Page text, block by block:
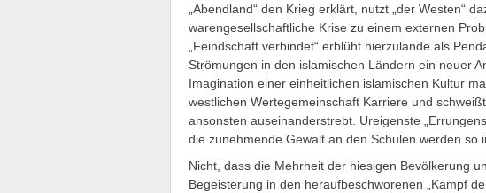
„Abendland“ den Krieg erklärt, nutzt „der Westen“
warengesellschaftliche Krise zu einem externen
„Feindschaft verbindet“ erblüht hierzulande als
Strömungen in den islamischen Ländern ein neuer
Imagination einer einheitlichen islamischen Kultur
westlichen Wertegemeinschaft Karriere und
ansonsten auseinanderstrebt. Ureigenste
die zunehmende Gewalt an den Schulen werden so
Nicht, dass die Mehrheit der hiesigen Bevölkerung
Begeisterung in den heraufbeschworenen „Kampf